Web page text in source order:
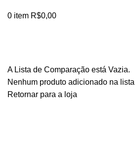
0 item R$0,00
A Lista de Comparação está Vazia.
Nenhum produto adicionado na
Retornar para a loja